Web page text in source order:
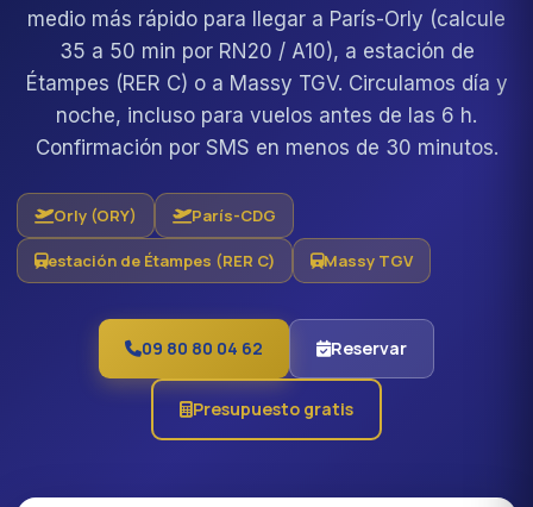
medio más rápido para llegar a París-Orly (calcule
35 a 50 min por RN20 / A10), a estación de
Étampes (RER C) o a Massy TGV. Circulamos día y
noche, incluso para vuelos antes de las 6 h.
Confirmación por SMS en menos de 30 minutos.
Orly (ORY) París-CDG
estación de Étampes (RER C) Massy TGV
09 80 80 04 62 Reservar
Presupuesto gratis